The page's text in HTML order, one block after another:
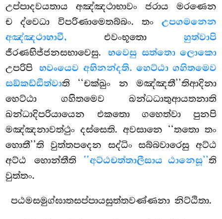
උප්පාදවයතාය අඤ්ඤථාභාවං ජරාය මරණෙන
ච ද්වෙධා විපරිණාමෙතබ්බං. තං උපගමනෙන
අඤ්ඤථාභාවී, එවංභූතො හුත්වාපි
ජීරණභිජ්ජනසභාවෙසු.භවෙසු සත්තො ලොකො
උපරිපිභවංයෙව අභිනන්දති. හෙට්ඨා ගහිතමෙව
සඞ්කඩ්ඪිත්වාති ‘‘චක්ඛුං න මඤ්ඤතී’’තිආදිනා
හෙට්ඨා ගහිතමෙව ඛන්ධධාතුආයතනාති
ඛන්ධාදිපරියායෙන එකතො ගහෙත්වා පුනපි
මඤ්ඤනාවත්ථුං දස්සෙති. අවසානෙ ‘‘තතො තං
හොතී’’ති වුත්තපදෙන සද්ධිං සබ්බවාරෙසු අට්ඨ
අට්ඨ හොන්තීති ‘‘අට්ඨචත්තාලීසාය ඨානෙසූ’’ති
වුත්තං.
පඨමසමුග්ඝාතසප්පායසුත්තවණ්ණනා නිට්ඨිතා.